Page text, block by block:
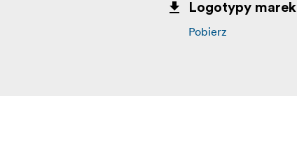
Logotypy marek
Pobierz